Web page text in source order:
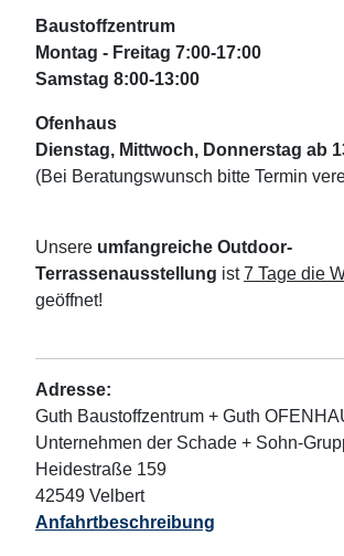
Baustoffzentrum
Montag - Freitag 7:00-17:00
Samstag 8:00-13:00
Ofenhaus
Dienstag, Mittwoch, Donnerstag ab
(Bei Beratungswunsch bitte Termin
Unsere umfangreiche Outdoor-
Terrassenausstellung ist7 Tage die
geöffnet!
Adresse:
Guth Baustoffzentrum + Guth
Unternehmen der Schade + Sohn-
Heidestraße 159
42549 Velbert
Anfahrtbeschreibung